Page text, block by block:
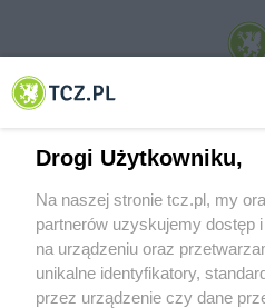
© 2001-2026 Tczew - TCZ.PL Sp. z o.o.
Drogi Użytkowniku,
Na naszej stronie tcz.pl, my
partnerów uzyskujemy dostęp
na urządzeniu oraz
unikalne identyfikatory,
przez urządzenie czy dane